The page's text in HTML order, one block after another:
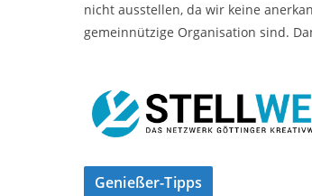
nicht ausstellen, da wir keine
gemeinnützige Organisation sind.
Genießer-Tipps